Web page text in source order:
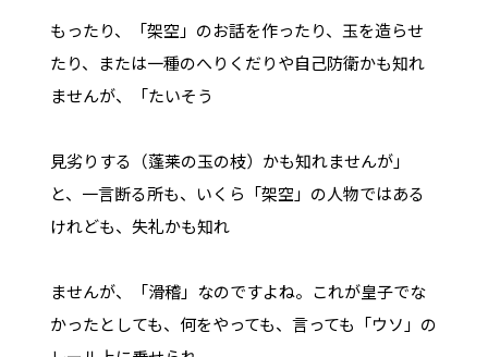
もったり、「架空」のお話を作ったり、玉を造らせ
たり、または一種のへりくだりや自己防衛かも知れ
ませんが、「たいそう
見劣りする（蓬莱の玉の枝）かも知れませんが」
と、一言断る所も、いくら「架空」の人物ではある
けれども、失礼かも知れ
ませんが、「滑稽」なのですよね。これが皇子でな
かったとしても、何をやっても、言っても「ウソ」の